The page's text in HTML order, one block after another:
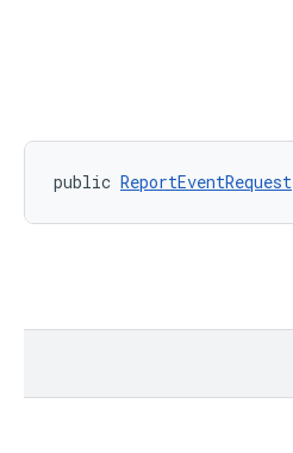
public ReportEventRequest